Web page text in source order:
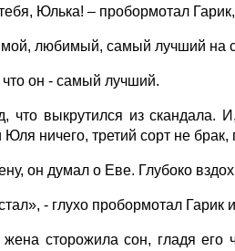
Юлька! – пробормотал
любимый, самый лучший на
что он - самый лучший.
что выкрутился из скандала.
ничего, третий сорт не брак,
он думал о Еве. Глубоко
- глухо пробормотал Гарик
жена сторожила сон, гладя